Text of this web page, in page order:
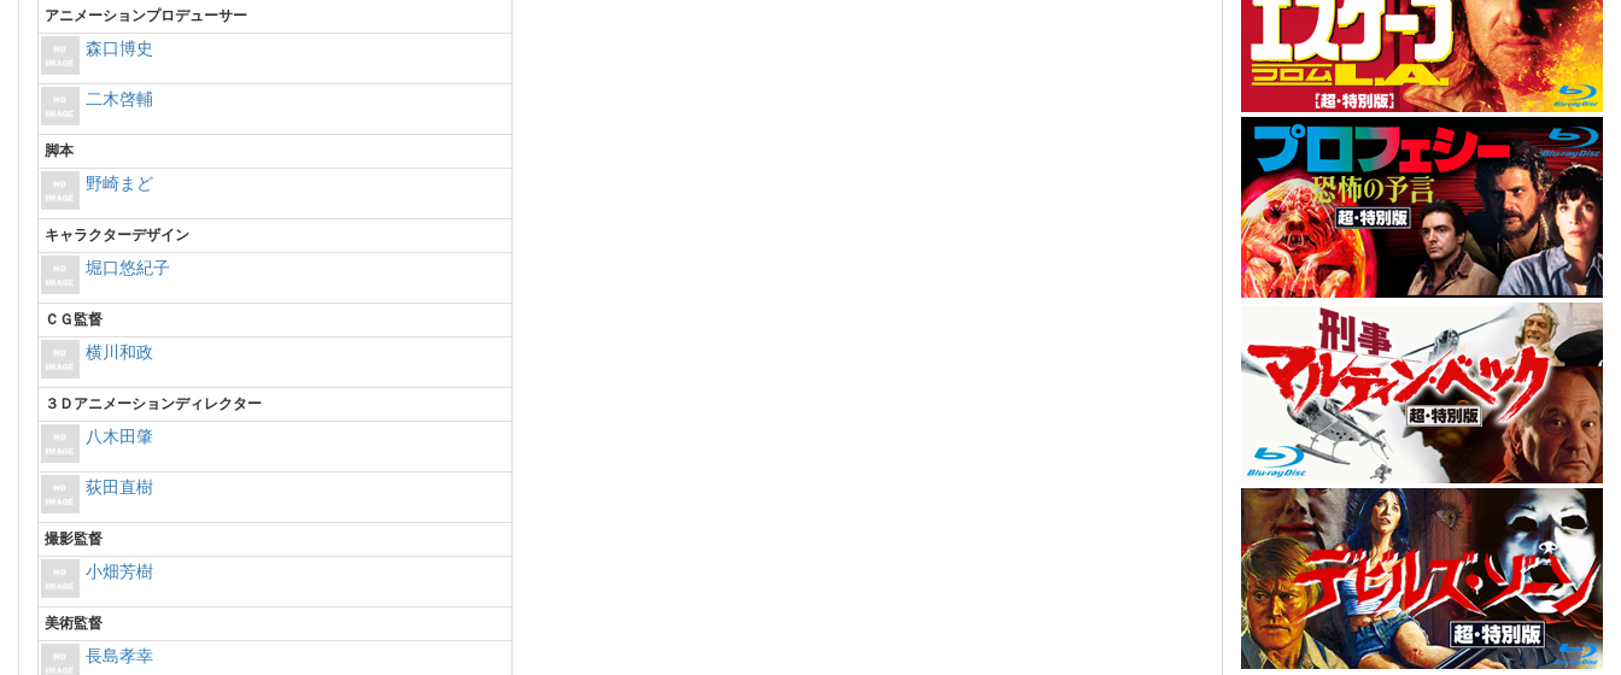
アニメーションプロデューサー
森口博史
二木啓輔
脚本
野崎まど
キャラクターデザイン
堀口悠紀子
ＣＧ監督
横川和政
３Ｄアニメーションディレクター
八木田肇
荻田直樹
撮影監督
小畑芳樹
美術監督
長島孝幸